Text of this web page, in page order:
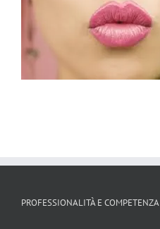
PROFESSIONALITÀ E COMPETENZA